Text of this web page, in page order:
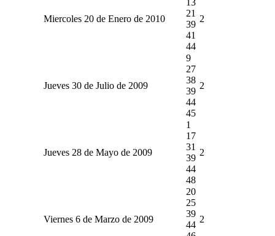
Miercoles 20 de Enero de 2010
21
39
41
44
2
Jueves 30 de Julio de 2009
9
27
38
39
44
45
2
Jueves 28 de Mayo de 2009
1
17
31
39
44
48
2
Viernes 6 de Marzo de 2009
20
25
39
44
2